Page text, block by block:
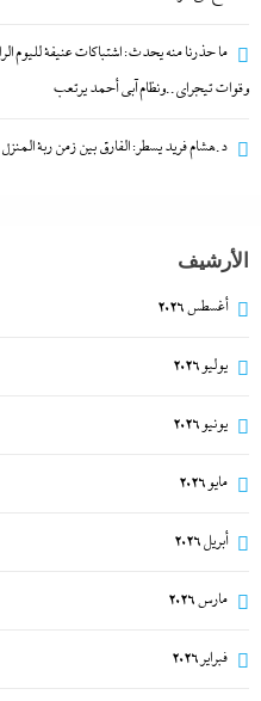
ما حذرنا منه يحدث: اشتباكات عنيفة لليوم
وقوات تيجراي..ونظام آبي أحمد يرتعب
د.هشام فريد يسطر: الفارق بين زمن ربة
الأرشيف
أغسطس 2026
يوليو 2026
يونيو 2026
مايو 2026
أبريل 2026
مارس 2026
فبراير 2026